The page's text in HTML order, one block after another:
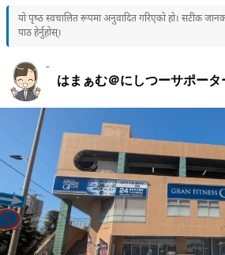
यो पृष्ठ स्वचालित रूपमा अनुवादित गरिएको हो। सटीक
पाठ हेर्नुहोस्।
はまぁむ＠にしつーサポータ